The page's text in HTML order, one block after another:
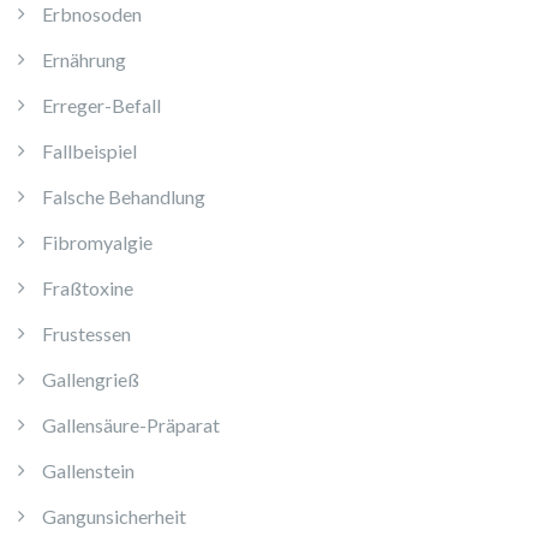
Erbnosoden
Ernährung
Erreger-Befall
Fallbeispiel
Falsche Behandlung
Fibromyalgie
Fraßtoxine
Frustessen
Gallengrieß
Gallensäure-Präparat
Gallenstein
Gangunsicherheit